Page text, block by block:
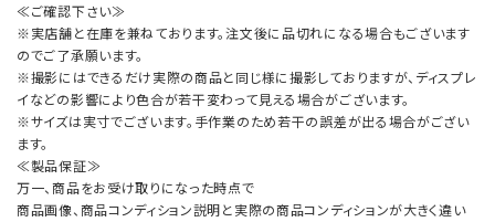
≪ご確認下さい≫
※実店舗と在庫を兼ねております。注文後に品切れになる場合もございます
のでご了承願います。
※撮影にはできるだけ実際の商品と同じ様に撮影しておりますが、ディスプレ
イなどの影響により色合が若干変わって見える場合がございます。
※サイズは実寸でございます。手作業のため若干の誤差が出る場合がござい
ます。
≪製品保証≫
万一、商品をお受け取りになった時点で
商品画像、商品コンディション説明と実際の商品コンディションが大きく違い